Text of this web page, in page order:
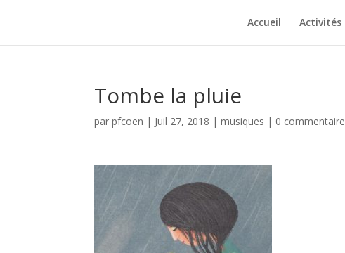
Accueil Activités
Tombe la pluie
parpfcoen | Juil 27, 2018 |musiques | 0